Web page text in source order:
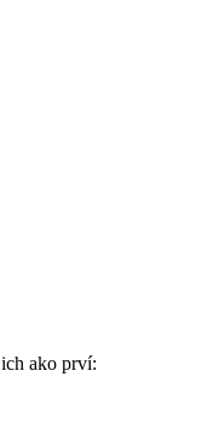
ako prví: